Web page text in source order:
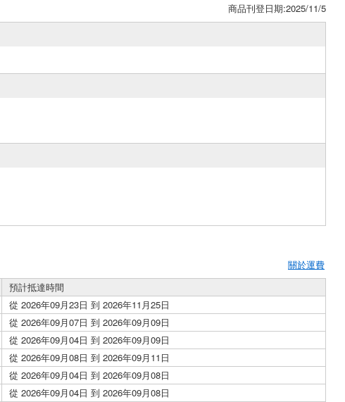
商品刊登日期:2025/11/5
關於運費
預計抵達時間
從 2026年09月23日 到 2026年11月25日
從 2026年09月07日 到 2026年09月09日
從 2026年09月04日 到 2026年09月09日
從 2026年09月08日 到 2026年09月11日
從 2026年09月04日 到 2026年09月08日
從 2026年09月04日 到 2026年09月08日